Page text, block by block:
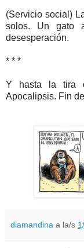
(Servicio social)
solos. Un gato
desesperación.
* * *
Y hasta la tira
Apocalipsis. Fin
diamandina a la/s